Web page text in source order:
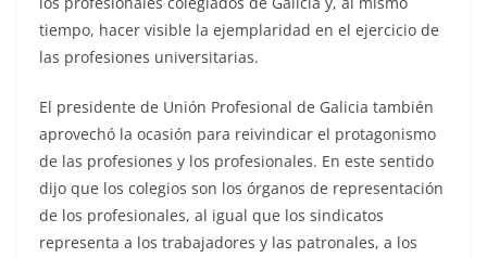
tiempo, hacer visible la ejemplaridad en el ejercicio de
las profesiones universitarias.
El presidente de Unión Profesional de Galicia también
aprovechó la ocasión para reivindicar el protagonismo
de las profesiones y los profesionales. En este sentido
dijo que los colegios son los órganos de representación
de los profesionales, al igual que los sindicatos
representa a los trabajadores y las patronales, a los